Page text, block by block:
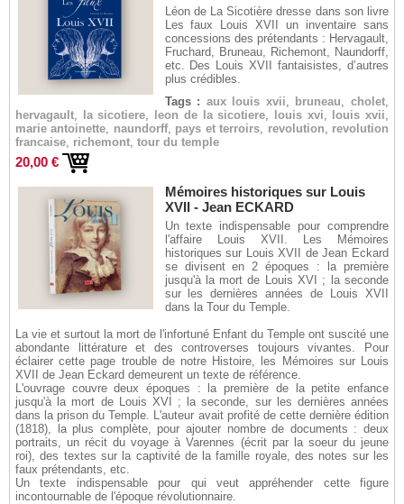
Léon de La Sicotière dresse dans son livre
Les faux Louis XVII un inventaire sans
concessions des prétendants : Hervagault,
Fruchard, Bruneau, Richemont, Naundorff,
etc. Des Louis XVII fantaisistes, d’autres
plus crédibles.
Tags : aux louis xvii, bruneau, cholet,
hervagault, la sicotiere, leon de la sicotiere, louis xvi, louis xvii,
marie antoinette, naundorff, pays et terroirs, revolution, revolution
francaise, richemont, tour du temple
20,00 €
Mémoires historiques sur Louis
XVII - Jean ECKARD
Un texte indispensable pour comprendre
l'affaire Louis XVII. Les Mémoires
historiques sur Louis XVII de Jean Eckard
se divisent en 2 époques : la première
jusqu'à la mort de Louis XVI ; la seconde
sur les dernières années de Louis XVII
dans la Tour du Temple.
La vie et surtout la mort de l'infortuné Enfant du Temple ont suscité une
abondante littérature et des controverses toujours vivantes. Pour
éclairer cette page trouble de notre Histoire, les Mémoires sur Louis
XVII de Jean Eckard demeurent un texte de référence.
L'ouvrage couvre deux époques : la première de la petite enfance
jusqu'à la mort de Louis XVI ; la seconde, sur les dernières années
dans la prison du Temple. L'auteur avait profité de cette dernière édition
(1818), la plus complète, pour ajouter nombre de documents : deux
portraits, un récit du voyage à Varennes (écrit par la soeur du jeune
roi), des textes sur la captivité de la famille royale, des notes sur les
faux prétendants, etc.
Un texte indispensable pour qui veut appréhender cette figure
incontournable de l'époque révolutionnaire.